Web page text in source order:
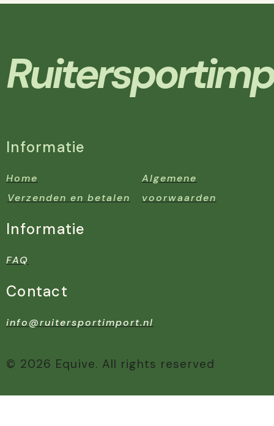
Informatie
Home
Verzenden en betalen
Algemene
voorwaarden
Informatie
FAQ
Contact
info@ruitersportimport.nl
© 2026 Equive. All rights reserved